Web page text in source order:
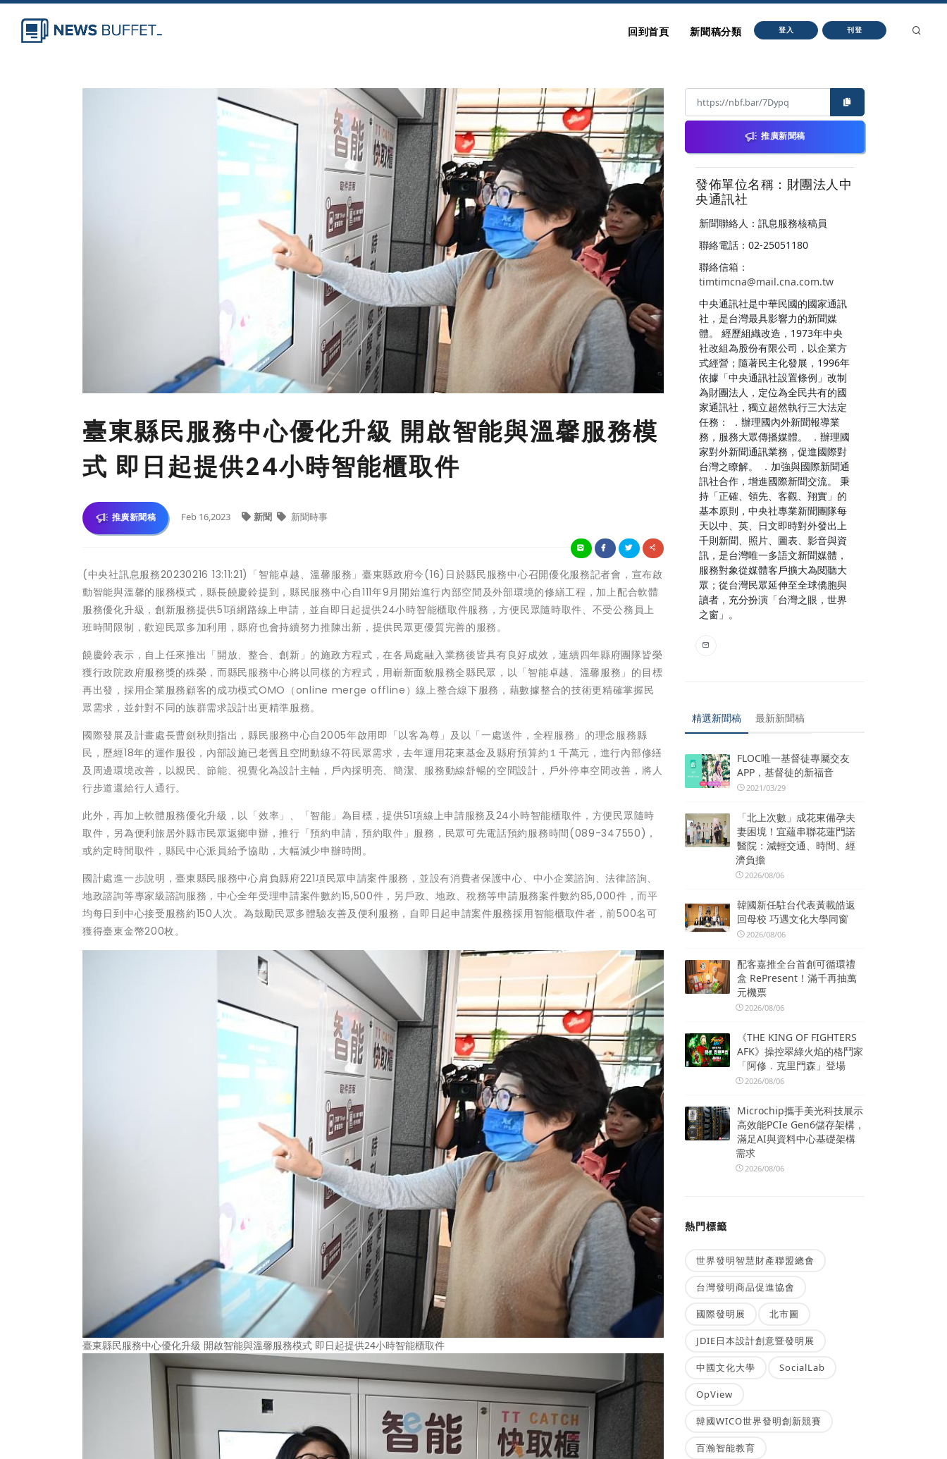
回到首頁 新聞稿分類 登入 刊登
臺東縣民服務中心優化升級 開啟智能與溫馨服務模
式 即日起提供24小時智能櫃取件
推廣新聞稿 Feb 16,2023 新聞 新聞時事
(中央社訊息服務20230216 13:11:21)「智能卓越、溫馨服務」臺東縣政府今(16)日於縣民服務中心召開優化服務記者會，宣布啟
動智能與溫馨的服務模式，縣長饒慶鈴提到，縣民服務中心自111年9月開始進行內部空間及外部環境的修繕工程，加上配合軟體
服務優化升級，創新服務提供51項網路線上申請，並自即日起提供24小時智能櫃取件服務，方便民眾隨時取件、不受公務員上
班時間限制，歡迎民眾多加利用，縣府也會持續努力推陳出新，提供民眾更優質完善的服務。
饒慶鈴表示，自上任來推出「開放、整合、創新」的施政方程式，在各局處融入業務後皆具有良好成效，連續四年縣府團隊皆榮
獲行政院政府服務獎的殊榮，而縣民服務中心將以同樣的方程式，用嶄新面貌服務全縣民眾，以「智能卓越、溫馨服務」的目標
再出發，採用企業服務顧客的成功模式OMO（online merge offline）線上整合線下服務，藉數據整合的技術更精確掌握民
眾需求，並針對不同的族群需求設計出更精準服務。
國際發展及計畫處長曹劍秋則指出，縣民服務中心自2005年啟用即「以客為尊」及以「一處送件，全程服務」的理念服務縣
民，歷經18年的運作服役，內部設施已老舊且空間動線不符民眾需求，去年運用花東基金及縣府預算約１千萬元，進行內部修繕
及周邊環境改善，以親民、節能、視覺化為設計主軸，戶內採明亮、簡潔、服務動線舒暢的空間設計，戶外停車空間改善，將人
行步道還給行人通行。
此外，再加上軟體服務優化升級，以「效率」、「智能」為目標，提供51項線上申請服務及24小時智能櫃取件，方便民眾隨時
取件，另為便利旅居外縣市民眾返鄉申辦，推行「預約申請，預約取件」服務，民眾可先電話預約服務時間(089-347550)，
或約定時間取件，縣民中心派員給予協助，大幅減少申辦時間。
國計處進一步說明，臺東縣民服務中心肩負縣府221項民眾申請案件服務，並設有消費者保護中心、中小企業諮詢、法律諮詢、
地政諮詢等專家級諮詢服務，中心全年受理申請案件數約15,500件，另戶政、地政、稅務等申請服務案件數約85,000件，而平
均每日到中心接受服務約150人次。為鼓勵民眾多體驗友善及便利服務，自即日起申請案件服務採用智能櫃取件者，前500名可
獲得臺東金幣200枚。
臺東縣民服務中心優化升級 開啟智能與溫馨服務模式 即日起提供24小時智能櫃取件
推廣新聞稿
發佈單位名稱：財團法人中
央通訊社
新聞聯絡人：訊息服務核稿員
聯絡電話：02-25051180
聯絡信箱：
timtimcna@mail.cna.com.tw
中央通訊社是中華民國的國家通訊
社，是台灣最具影響力的新聞媒
體。 經歷組織改造，1973年中央
社改組為股份有限公司，以企業方
式經營；隨著民主化發展，1996年
依據「中央通訊社設置條例」改制
為財團法人，定位為全民共有的國
家通訊社，獨立超然執行三大法定
任務： ．辦理國內外新聞報導業
務，服務大眾傳播媒體。 ．辦理國
家對外新聞通訊業務，促進國際對
台灣之瞭解。 ．加強與國際新聞通
訊社合作，增進國際新聞交流。 秉
持「正確、領先、客觀、翔實」的
基本原則，中央社專業新聞團隊每
天以中、英、日文即時對外發出上
千則新聞、照片、圖表、影音與資
訊，是台灣唯一多語文新聞媒體，
服務對象從媒體客戶擴大為閱聽大
眾；從台灣民眾延伸至全球僑胞與
讀者，充分扮演「台灣之眼，世界
之窗」。
精選新聞稿 最新新聞稿
FLOC唯一基督徒專屬交友
APP，基督徒的新福音
2021/03/29
「北上次數」成花東備孕夫
妻困境！宜蘊串聯花蓮門諾
醫院：減輕交通、時間、經
濟負擔
2026/08/06
韓國新任駐台代表黃載皓返
回母校 巧遇文化大學同窗
2026/08/06
配客嘉推全台首創可循環禮
盒 RePresent！滿千再抽萬
元機票
2026/08/06
《THE KING OF FIGHTERS
AFK》操控翠綠火焰的格鬥家
「阿修．克里門森」登場
2026/08/06
Microchip攜手美光科技展示
高效能PCIe Gen6儲存架構，
滿足AI與資料中心基礎架構
需求
2026/08/06
熱門標籤
世界發明智慧財產聯盟總會
台灣發明商品促進協會
國際發明展 北市圖
JDIE日本設計創意暨發明展
中國文化大學 SocialLab
OpView
韓國WICO世界發明創新競賽
百瀚智能教育